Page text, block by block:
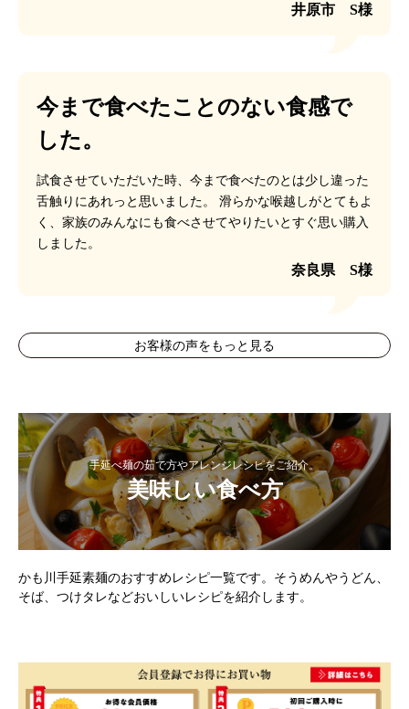
井原市 S様
今まで食べたことのない食感で
した。
試食させていただいた時、今まで食べたのとは少し違った
舌触りにあれっと思いました。
滑らかな喉越しがとてもよ
く、家族のみんなにも食べさせてやりたいとすぐ思い購入
しました。
奈良県 S様
お客様の声をもっと見る
手延べ麺の茹で方やアレンジレシピをご紹介。
美味しい食べ方
かも川手延素麺のおすすめレシピ一覧です。そうめんやうどん、
そば、つけタレなどおいしいレシピを紹介します。